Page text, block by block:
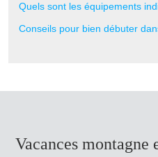
Quels sont les équipements
Conseils pour bien débuter
Vacances montagne